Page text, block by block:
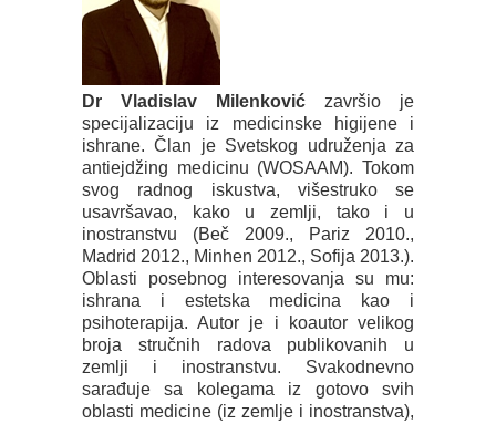
Dr Vladislav Milenković završio je
specijalizaciju iz medicinske higijene i
ishrane. Član je Svetskog udruženja za
antiejdžing medicinu (WOSAAM). Tokom
svog radnog iskustva, višestruko se
usavršavao, kako u zemlji, tako i u
inostranstvu (Beč 2009., Pariz 2010.,
Madrid 2012., Minhen 2012., Sofija 2013.).
Oblasti posebnog interesovanja su mu:
ishrana i estetska medicina kao i
psihoterapija. Autor je i koautor velikog
broja stručnih radova publikovanih u
zemlji i inostranstvu. Svakodnevno
sarađuje sa kolegama iz gotovo svih
oblasti medicine (iz zemlje i inostranstva),